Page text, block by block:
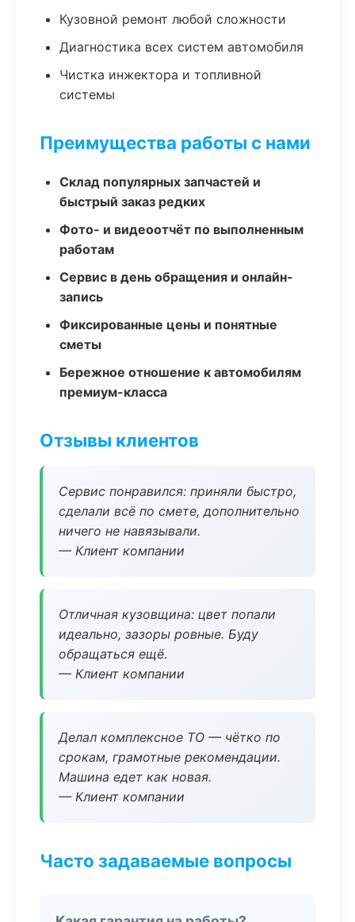
Кузовной ремонт любой сложности
Диагностика всех систем автомобиля
Чистка инжектора и топливной
системы
Преимущества работы с нами
Склад популярных запчастей и
быстрый заказ редких
Фото- и видеоотчёт по выполненным
работам
Сервис в день обращения и онлайн-
запись
Фиксированные цены и понятные
сметы
Бережное отношение к автомобилям
премиум-класса
Отзывы клиентов
Сервис понравился: приняли быстро,
сделали всё по смете, дополнительно
ничего не навязывали.
— Клиент компании
Отличная кузовщина: цвет попали
идеально, зазоры ровные. Буду
обращаться ещё.
— Клиент компании
Делал комплексное ТО — чётко по
срокам, грамотные рекомендации.
Машина едет как новая.
— Клиент компании
Часто задаваемые вопросы